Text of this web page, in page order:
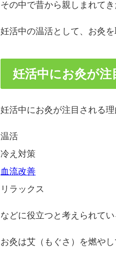
その中で昔から親しまれて
妊活中の温活として、お灸
妊活中にお灸が注
妊活中にお灸が注目される理
温活
冷え対策
血流改善
リラックス
などに役立つと考えられてい
お灸は艾（もぐさ）を燃や